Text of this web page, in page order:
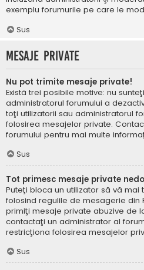
exemplu forumurile pe care le
Sus
Mesaje private
Nu pot trimite mesaje private!
Există trei posibile motive: nu
administratorul forumului a
toţi utilizatorii sau administratorul
folosirea mesajelor private.
forumului pentru mai multe
Sus
Tot primesc mesaje private
Puteţi bloca un utilizator să vă mai
folosind regulile de mesagerie din
primiţi mesaje private abuzive de
contactaţi un administrator al
restricţiona folosirea mesajelor
Sus